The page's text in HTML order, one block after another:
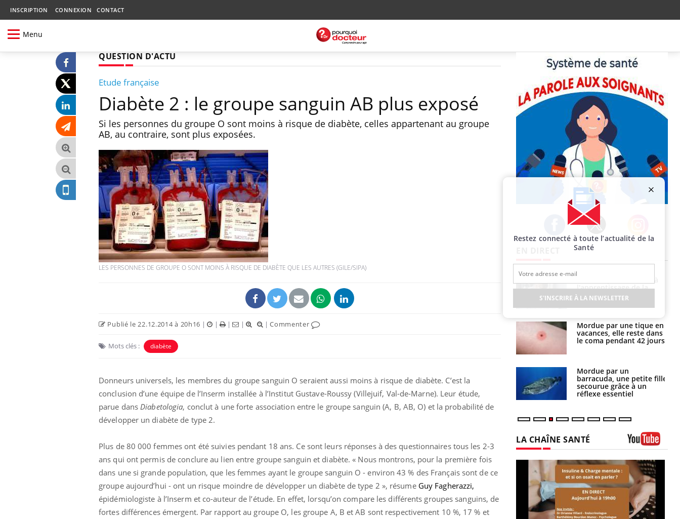
INSCRIPTION CONNEXION CONTACT
Menu
QUESTION D'ACTU
Etude française
Diabète 2 : le groupe sanguin AB plus exposé
Si les personnes du groupe O sont moins à risque de diabète, celles appartenant au groupe
AB, au contraire, sont plus exposées.
LES PERSONNES DE GROUPE O SONT MOINS À RISQUE DE DIABÈTE QUE LES AUTRES (GILE/SIPA)
Publié le 22.12.2014 à 20h16 | | | | |Commenter
Mots clés : diabète
Donneurs universels, les membres du groupe sanguin O seraient aussi moins à risque de diabète. C’est la
conclusion d’une équipe de l’Inserm installée à l’Institut Gustave-Roussy (Villejuif, Val-de-Marne). Leur étude,
parue dans Diabetologia, conclut à une forte association entre le groupe sanguin (A, B, AB, O) et la probabilité de
développer un diabète de type 2.
Plus de 80 000 femmes ont été suivies pendant 18 ans. Ce sont leurs réponses à des questionnaires tous les 2-3
ans qui ont permis de conclure au lien entre groupe sanguin et diabète. « Nous montrons, pour la première fois
dans une si grande population, que les femmes ayant le groupe sanguin O - environ 43 % des Français sont de ce
groupe aujourd’hui - ont un risque moindre de développer un diabète de type 2 », résume Guy Fagherazzi,
épidémiologiste à l’Inserm et co-auteur de l’étude. En effet, lorsqu’on compare les différents groupes sanguins, de
fortes différences émergent. Par rapport au groupe O, les groupe A, B et AB sont respectivement 10 %, 17 % et
Facebook Twitter Instagram
tous les jours se profile-t-
elle enfin ?
Pourquoi votre ventre
pourquoi le risque de
noyade grimpe-t-il ?
que dit la science
l'apprentissage de la
lecture ?
Mordue par une tique en
vacances, elle reste dans
le coma pendant 42 jours
Mordue par un
barracuda, une petite fille
secourue grâce à un
réflexe essentiel
LA CHAÎNE SANTÉ
Restez connecté à toute l’actualité de la
Santé
S'INSCRIRE À LA NEWSLETTER